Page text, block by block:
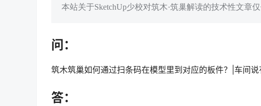
本站关于SketchUp少校对筑木·筑巢解读的技术性文章
问：
筑木筑巢如何通过扫条码在模型里到对应的板件？|车间
答：